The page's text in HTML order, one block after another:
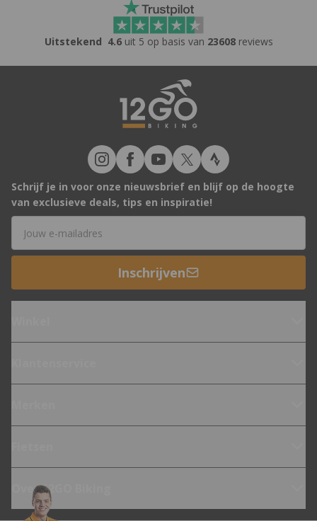
Uitstekend 4.6uit 5 op basis van 23608reviews
Schrijf je in voor onze nieuwsbrief en blijf op de hoogte
van exclusieve deals, tips en inspiratie!
Inschrijven
Over 12GO Biking